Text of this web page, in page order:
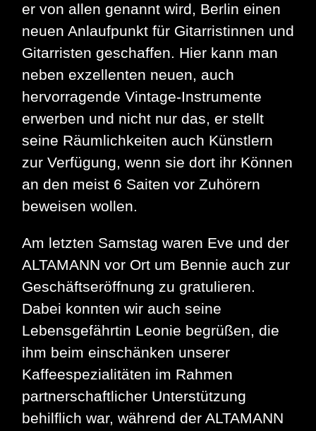
er von allen genannt wird, Berlin einen
neuen Anlaufpunkt für Gitarristinnen und
Gitarristen geschaffen. Hier kann man
neben exzellenten neuen, auch
hervorragende Vintage-Instrumente
erwerben und nicht nur das, er stellt
seine Räumlichkeiten auch Künstlern
zur Verfügung, wenn sie dort ihr Können
an den meist 6 Saiten vor Zuhörern
beweisen wollen.
Am letzten Samstag waren Eve und der
ALTAMANN vor Ort um Bennie auch zur
Geschäftseröffnung zu gratulieren.
Dabei konnten wir auch seine
Lebensgefährtin Leonie begrüßen, die
ihm beim einschänken unserer
Kaffeespezialitäten im Rahmen
partnerschaftlicher Unterstützung
behilflich war, während der ALTAMANN